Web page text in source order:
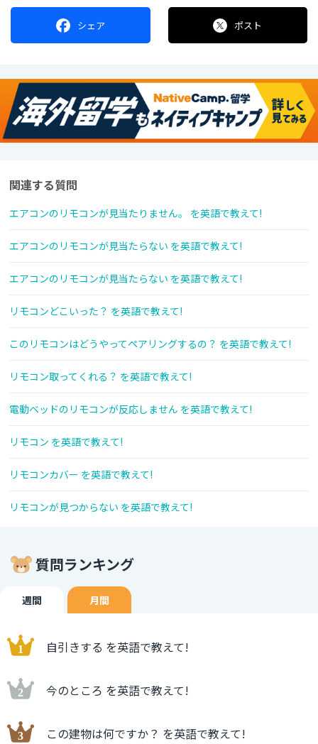
シェア ポスト
関連する質問
エアコンのリモコンが見当たりません。 を英語で教えて!
エアコンのリモコンが見当たらない を英語で教えて!
エアコンのリモコンが見当たらない を英語で教えて!
リモコンどこいった？ を英語で教えて!
このリモコンはどうやってペアリングするの？ を英語で教えて!
リモコン取ってくれる？ を英語で教えて!
電動ベッドのリモコンが反応しません を英語で教えて!
リモコン を英語で教えて!
リモコンカバー を英語で教えて!
リモコンが見つからない を英語で教えて!
質問ランキング
週間 月間
自引きする を英語で教えて!
今のところ を英語で教えて!
この建物は何ですか？ を英語で教えて!